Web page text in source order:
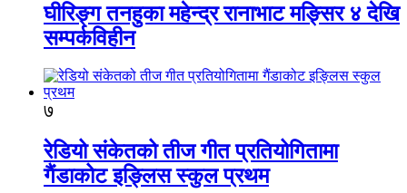
घीरिङ्ग तनहुका महेन्द्र रानाभाट मङ्सिर ४ देखि
सम्पर्कविहीन
७
रेडियो संकेतको तीज गीत प्रतियोगितामा
गैंडाकोट इङ्लिस स्कुल प्रथम